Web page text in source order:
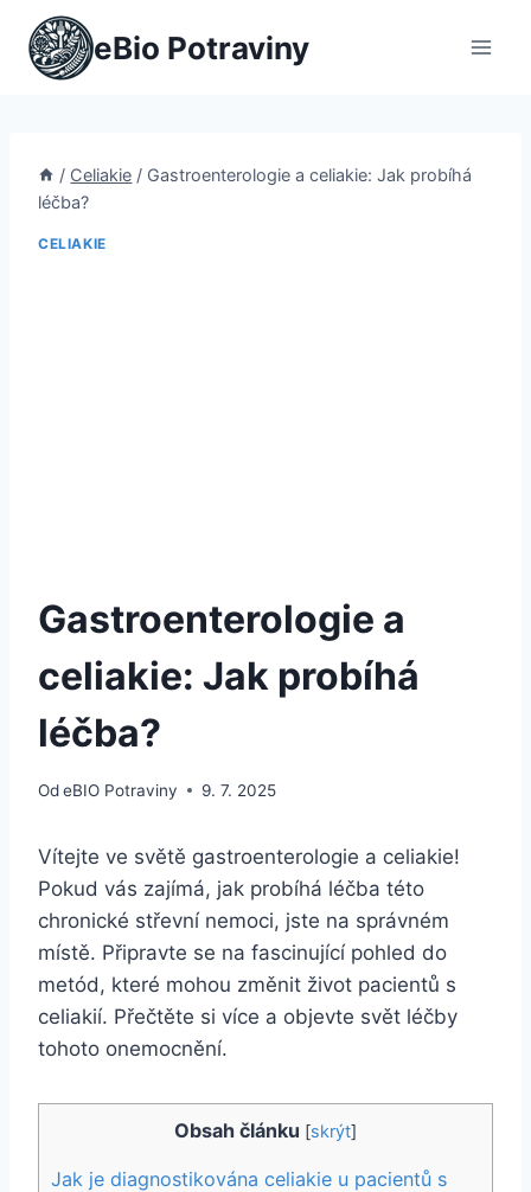
Přeskočit
obsah
eBio Potraviny
/ Celiakie / Gastroenterologie a celiakie: Jak probíhá
léčba?
CELIAKIE
Gastroenterologie a
celiakie: Jak probíhá
léčba?
OdeBIO Potraviny 9. 7. 2025
Vítejte ve světě gastroenterologie a celiakie!
Pokud vás zajímá, jak probíhá léčba této
chronické střevní nemoci, jste na správném
místě. Připravte se na fascinující pohled do
metód, které mohou změnit život pacientů s
celiakií. Přečtěte si více a objevte svět léčby
tohoto onemocnění.
Obsah článku [skrýt]
Jak je diagnostikována celiakie u pacientů s